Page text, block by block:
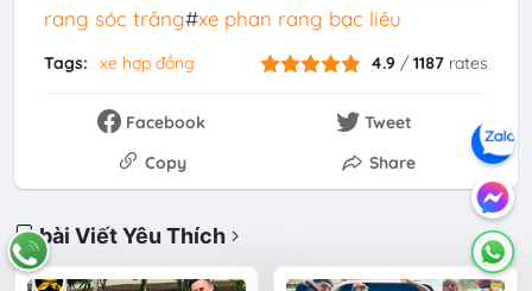
rang sóc trăng#xe phan rang bạc liêu
Tags: xe hợp đồng 4.9 /1187 rates
Facebook
Tweet
Copy
Share
bài Viết Yêu Thích